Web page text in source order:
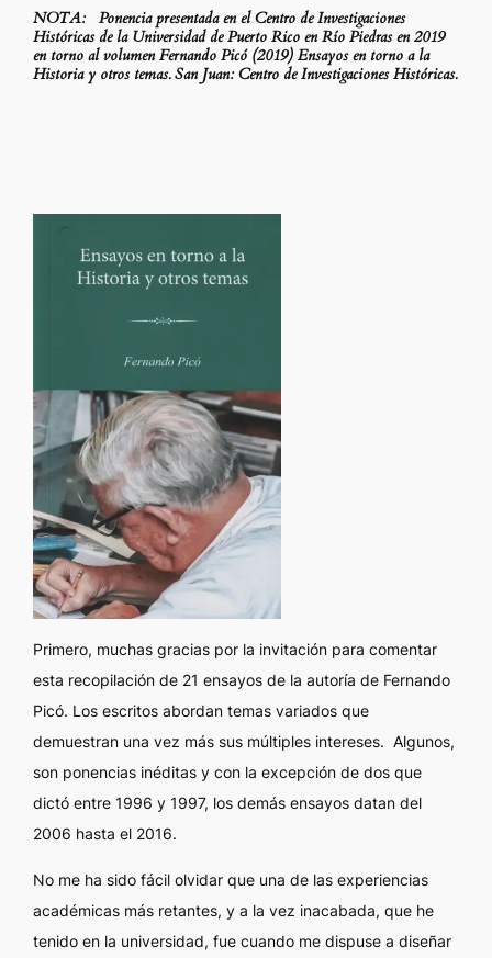
NOTA: Ponencia presentada en el Centro de Investigaciones
Históricas de la Universidad de Puerto Rico en Río Piedras en2019
en torno al volumen Fernando Picó (2019) Ensayos en torno a la
Historia y otros temas. San Juan: Centro deInvestigaciones Históricas.
Primero, muchas gracias por la invitación para comentar
esta recopilación de 21 ensayos de la autoría de Fernando
Picó. Los escritos abordan temas variados que
demuestran una vez más sus múltiples intereses. Algunos,
son ponencias inéditas y con la excepción de dos que
dictó entre 1996 y 1997, los demás ensayos datan del
2006 hasta el 2016.
No me ha sido fácil olvidar que una de las experiencias
académicas más retantes, y a la vez inacabada, que he
tenido en la universidad, fue cuando me dispuse a diseñar